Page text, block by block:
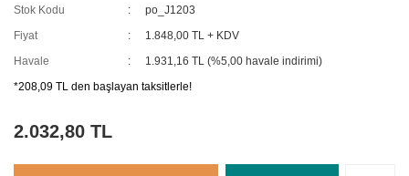
Stok Kodu
po_J1203
Fiyat
1.848,00 TL + KDV
Havale
1.931,16 TL (%5,00 havale indirimi)
*208,09 TL den başlayan taksitlerle!
2.032,80 TL